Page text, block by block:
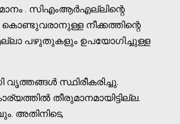
. സിഎംആർഎല്ലിന്റെ
നീക്കത്തിന്റെ
എല്ലാ പഴുതുകളും ഉപയോഗിച്ചുള്ള
സ്ഥിരീകരിച്ചു.
തീരുമാനമായിട്ടില്ല.
അതിനിടെ,